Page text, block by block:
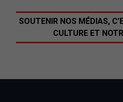
SOUTENIR NOS MÉDIAS,
CULTURE ET